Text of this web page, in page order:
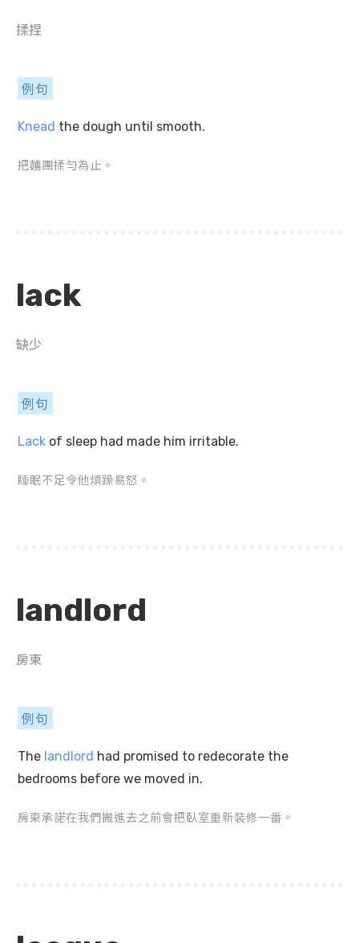
揉捏
例句
Knead the dough until smooth.
把麵團揉勻為止。
lack
缺少
例句
Lack of sleep had made him irritable.
睡眠不足令他煩躁易怒。
landlord
房東
例句
The landlord had promised to redecorate the
bedrooms before we moved in.
房東承諾在我們搬進去之前會把臥室重新裝修一番。